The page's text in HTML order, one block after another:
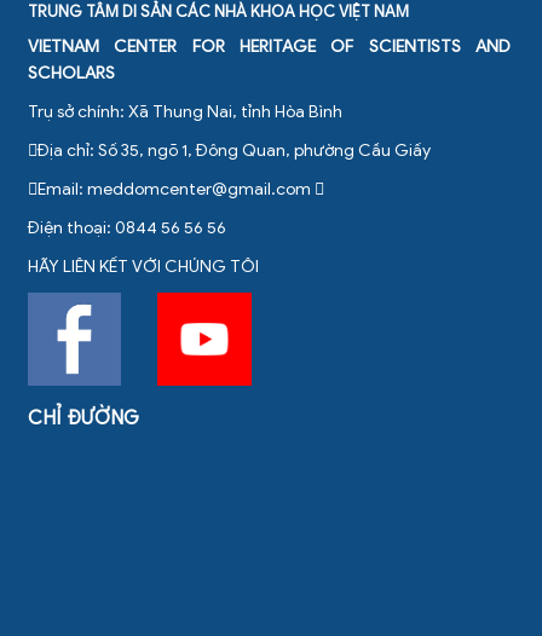
TRUNG TÂM DI SẢN CÁC NHÀ KHOA HỌC VIỆT NAM
VIETNAM CENTER FOR HERITAGE OF SCIENTISTS AND
SCHOLARS
Trụ sở chính: Xã Thung Nai, tỉnh Hòa Bình
Địa chỉ: Số 35, ngõ 1, Đông Quan, phường Cầu Giấy
Email: meddomcenter@gmail.com
Điện thoại: 0844 56 56 56
HÃY LIÊN KẾT VỚI CHÚNG TÔI
CHỈ ĐƯỜNG